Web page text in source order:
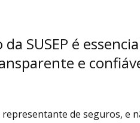
SUSEP é
e
de seguros, e